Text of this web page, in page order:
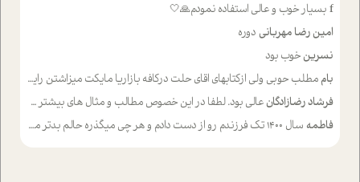
f بسیار خوب و عالی استفاده نمودم🙏🤍
امین رضا مهربانی دوره
نسرینخوب بود
بام مطلب حوبی ولی ازکتابهای اقای حلت درکافه بازاریا مایکت میزاشتن رایگان خوب بود ولی هرکدام خلاصه شده ش تومجله از طریق سایت هم خوبه اینکه درزیر اخرصفحه گذاشته شده خب ادم خبره میره نصب میکنه میخونه ولی هرکسی گوشیش ظرفیتش نداره باتشکر
فرشاد رضازادگان عالی بود. لطفا در این خصوص مطالب و مثال های بیشتر ی ارایه دهید
فاطمه سال ۱۴۰۰ تک فرزندم رو از دست دادم و هر چی میگذره حالم بدتر میشه و دلتنگتر تنایی رو ترجیح دادم و معاشرت برام سخت شده